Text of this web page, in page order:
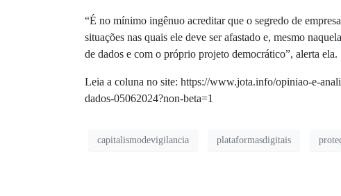
“É no mínimo ingênuo acreditar que o segredo de
situações nas quais ele deve ser afastado e, mesmo
de dados e com o próprio projeto democrático”, alerta ela.
Leia a coluna no site: https://www.jota.info/opiniao-e-
dados-05062024?non-beta=1
capitalismodevigilancia plataformasdigitais